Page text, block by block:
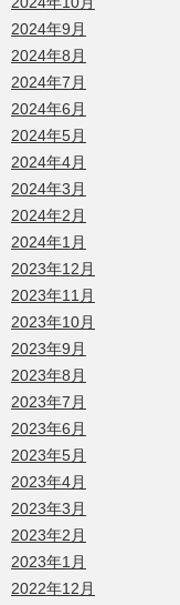
2024年9月
2024年8月
2024年7月
2024年6月
2024年5月
2024年4月
2024年3月
2024年2月
2024年1月
2023年12月
2023年11月
2023年10月
2023年9月
2023年8月
2023年7月
2023年6月
2023年5月
2023年4月
2023年3月
2023年2月
2023年1月
2022年12月